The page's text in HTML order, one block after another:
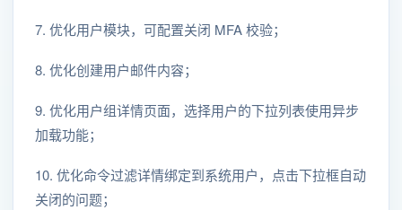
7. 优化用户模块，可配置关闭 MFA 校验；
8. 优化创建用户邮件内容；
9. 优化用户组详情页面，选择用户的下拉列表使用异步
加载功能；
10. 优化命令过滤详情绑定到系统用户，点击下拉框自动
关闭的问题；